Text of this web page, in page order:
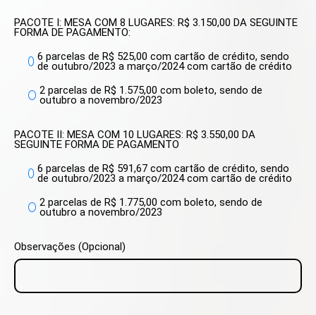
PACOTE I: MESA COM 8 LUGARES: R$ 3.150,00 DA SEGUINTE
FORMA DE PAGAMENTO:
6 parcelas de R$ 525,00 com cartão de crédito, sendo
de outubro/2023 a março/2024 com cartão de crédito
2 parcelas de R$ 1.575,00 com boleto, sendo de
outubro a novembro/2023
PACOTE II: MESA COM 10 LUGARES: R$ 3.550,00 DA
SEGUINTE FORMA DE PAGAMENTO
6 parcelas de R$ 591,67 com cartão de crédito, sendo
de outubro/2023 a março/2024 com cartão de crédito
2 parcelas de R$ 1.775,00 com boleto, sendo de
outubro a novembro/2023
Observações (Opcional)